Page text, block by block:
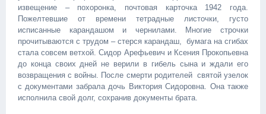
извещение – похоронка, почтовая карточка 1942 года.
Пожелтевшие от времени тетрадные листочки, густо
исписанные карандашом и чернилами. Многие строчки
прочитываются с трудом – стерся карандаш, бумага на сгибах
стала совсем ветхой. Сидор Арефьевич и Ксения Прокопьевна
до конца своих дней не верили в гибель сына и ждали его
возвращения с войны. После смерти родителей святой узелок
с документами забрала дочь Виктория Сидоровна. Она также
исполнила свой долг, сохранив документы брата.